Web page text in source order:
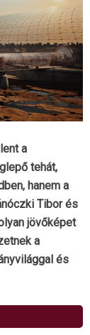
a
tehát,
hanem a
Tibor és
jövőképet
a
és